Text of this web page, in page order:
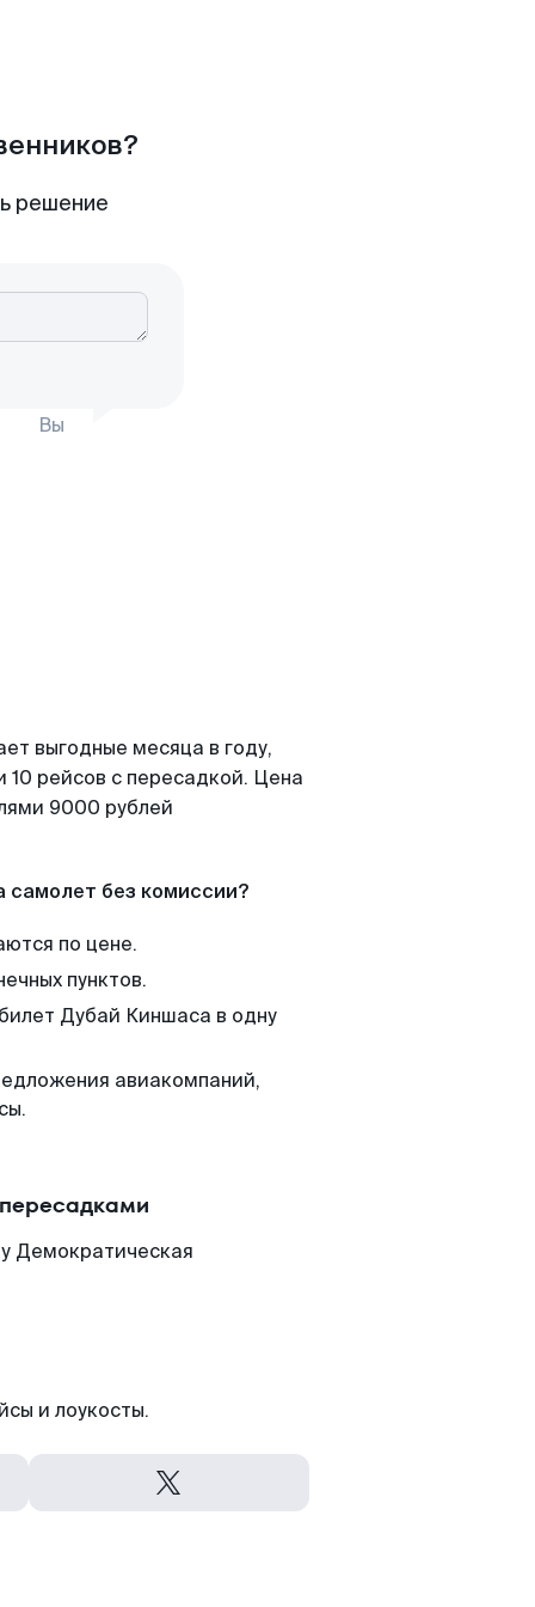
решение
Вы
выгодные месяца в году,
рейсов с пересадкой. Цена
9000 рублей
самолет без комиссии?
по цене.
пунктов.
Дубай Киншаса в одну
авиакомпаний,
Демократическая
и лоукосты.